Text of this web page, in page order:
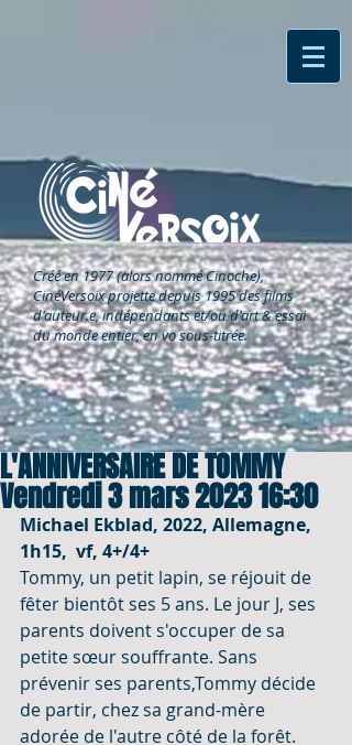
Créé en 1977 (alors nommé Cinoche),
CinéVersoixprojette depuis 1995 des films
d'auteur.e, indépendants et/ou d'art & essai
du monde entier, en vo sous-titrée.
L'ANNIVERSAIRE DE TOMMY
Vendredi 3 mars 2023 16:30
Michael Ekblad, 2022, Allemagne,
1h15,  vf, 4+/4+
Tommy, un petit lapin, se réjouit de
fêter bientôt ses 5 ans. Le jour J, ses
parents doivent s'occuper de sa
petite sœur souffrante. Sans
prévenir ses parents,Tommy décide
de partir, chez sa grand-mère
adorée de l'autre côté de la forêt.